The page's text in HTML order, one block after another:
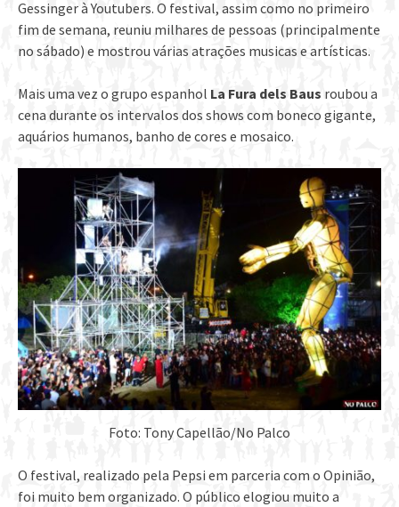
Gessinger à Youtubers. O festival, assim como no primeiro
fim de semana, reuniu milhares de pessoas (principalmente
no sábado) e mostrou várias atrações musicas e artísticas.
Mais uma vez o grupo espanhol La Fura dels Baus roubou a
cena durante os intervalos dos shows com boneco gigante,
aquários humanos, banho de cores e mosaico.
Foto: Tony Capellão/No Palco
O festival, realizado pela Pepsi em parceria com o Opinião,
foi muito bem organizado. O público elogiou muito a